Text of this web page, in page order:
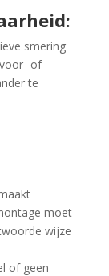
smering
of
te
moet
wijze
of geen